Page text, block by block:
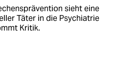
sieht eine
Täter in die Psychiatrie
Kritik.